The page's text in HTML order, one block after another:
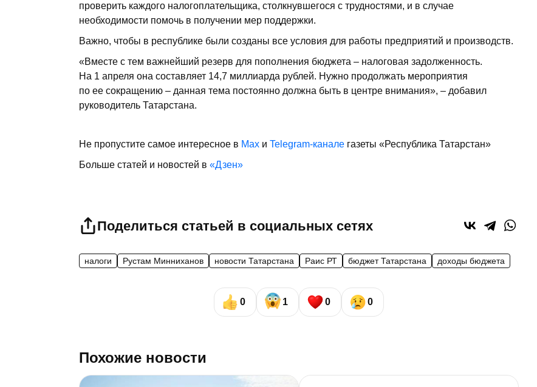
проверить каждого налогоплательщика, столкнувшегося с трудностями, и в случае
необходимости помочь в получении мер поддержки.
Важно, чтобы в республике были созданы все условия для работы предприятий и производств.
«Вместе с тем важнейший резерв для пополнения бюджета – налоговая задолженность.
На 1 апреля она составляет 14,7 миллиарда рублей. Нужно продолжать мероприятия
по ее сокращению – данная тема постоянно должна быть в центре внимания», – добавил
руководитель Татарстана.
Не пропустите самое интересное в Max и Telegram-канале газеты «Республика Татарстан»
Больше статей и новостей в «Дзен»
Поделиться статьей в социальных сетях
налоги Рустам Минниханов новости Татарстана Раис РТ бюджет Татарстана доходы бюджета
0 1 0 0
Похожие новости